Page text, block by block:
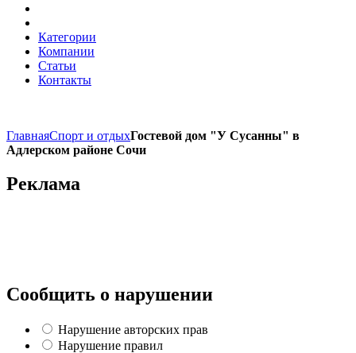
Категории
Компании
Статьи
Контакты
ГлавнаяСпорт и отдыхГостевой дом "У Сусанны" в
Адлерском районе Сочи
Реклама
Сообщить о нарушении
Нарушение авторских прав
Нарушение правил